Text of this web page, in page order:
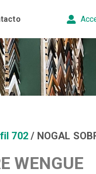
702 / NOGAL
WENGUE